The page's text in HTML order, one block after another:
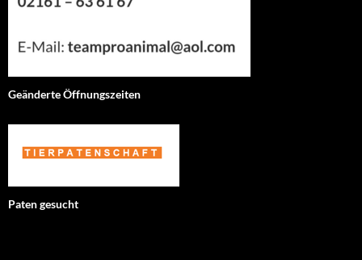
Geänderte Öffnungszeiten
Paten gesucht